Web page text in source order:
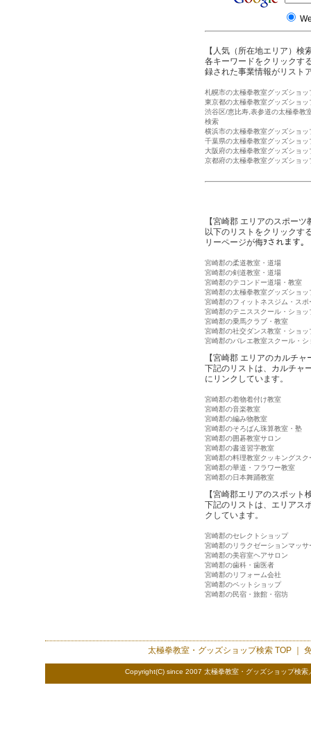
【人気（所在地エリア）検
各キーワードをクリックす
録された事業情報がリスト
札幌市の太極拳教室グッズショッ
東京都の太極拳教室グッズショッ
渋谷区/恵比寿,表参道の太極拳教
検索
横浜市の太極拳教室グッズショッ
千葉県の太極拳教室グッズショッ
大阪府の太極拳教室グッズショッ
京都府の太極拳教室グッズショッ
【宮崎郡 エリアのスポー
以下のリストをクリックす
リーページが侮ｦされます。
宮崎郡の柔道教室・道場
宮崎郡の剣道教室・道場
宮崎郡のテコンドー道場・教室
宮崎郡の太極拳教室グッズショッ
宮崎郡のフィットネスジム・スポ
宮崎郡のテニススクール・ショッ
宮崎郡の乗馬クラブ・教室
宮崎郡の社交ダンス教室・ショッ
宮崎郡のバレエ教室スクール・シ
【宮崎郡 エリアのカルチ
下記のリストは、カルチャ
にリンクしています。
宮崎郡の着物着付け教室
宮崎郡の音楽教室
宮崎郡の編み物教室
宮崎郡のそろばん珠算教室・塾
宮崎郡の囲碁教室サロン
宮崎郡の書道習字教室
宮崎郡の料理教室クッキングスク
宮崎郡の華道・フラワー教室
宮崎郡の日本舞踊教室
【宮崎郡エリアのスポット
下記のリストは、エリアス
クしています。
宮崎郡のセレクトショップ
宮崎郡のリラクゼーションマッサ
宮崎郡の美容室ヘアサロン
宮崎郡の歯科・歯医者
宮崎郡のリフォーム会社
宮崎郡のペットショップ
宮崎郡の民宿・旅館・宿坊
太極拳教室・グッズショップ検索TOP ｜
Copyright(C) since 2007 太極拳教室・グッズショップ検索